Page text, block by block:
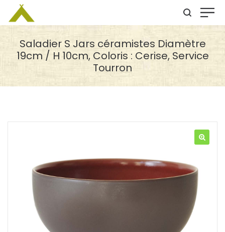
Saladier S Jars céramistes Diamètre
19cm / H 10cm, Coloris : Cerise, Service
Tourron